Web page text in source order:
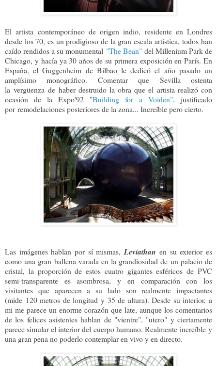
El artista contemporáneo de origen indio, residente en Londres
desde los 70, es un prodigioso de la gran escala artística,todos han
caído rendidos a su monumental "The Bean"del Millenium Park de
Chicago, y hacía ya 30 años de su primera exposición en París. En
España, el Guggenheim de Bilbao le dedicó el año pasado un
amplísimo monográfico. Comentar que Sevilla ostenta
la vergüenza de haber destruido la obra que el artista realizó con
ocasión de la Expo'92 "Building for a Voiden", justificado
por remodelaciones posteriores de la zona... Increíble pero cierto.
Las imágenes hablan por sí mismas,Leviathan en su exterior es
como una gran ballena varada en la grandiosidad de un palacio de
cristal, la proporción de estos cuatro gigantes esféricos de PVC
semi-transparente es asombrosa, y en comparación con los
visitantes que aparecen a su lado son realmente impactantes
(mide 120 metros de longitud y 35 de altura).Desde su interior, a
mi me parece un enorme corazón que late, aunque los comentarios
de los felices asistentes hablan de "vientre", "utero" y ciertamente
parece simular el interior del cuerpo humano. Realmente increíble y
una gran pena no poderlo contemplar en vivo y en directo.